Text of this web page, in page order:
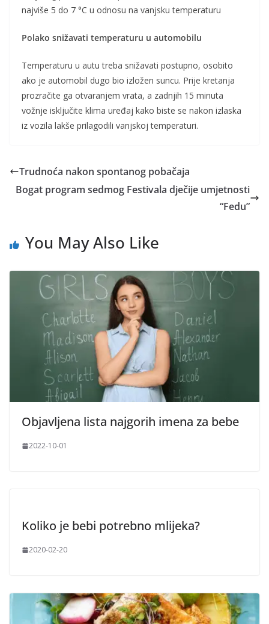
najviše 5 do 7 °C u odnosu na vanjsku temperaturu
Polako snižavati temperaturu u automobilu
Temperaturu u autu treba snižavati postupno, osobito
ako je automobil dugo bio izložen suncu. Prije kretanja
prozračite ga otvaranjem vrata, a zadnjih 15 minuta
vožnje isključite klima uređaj kako biste se nakon izlaska
iz vozila lakše prilagodili vanjskoj temperaturi.
Trudnoća nakon spontanog pobačaja
Bogat program sedmog Festivala dječije umjetnosti
“Fedu”
You May Also Like
Objavljena lista najgorih imena za bebe
2022-10-01
Koliko je bebi potrebno mlijeka?
2020-02-20